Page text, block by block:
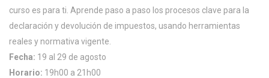
curso es para ti. Aprende paso a paso los procesos clave para la
declaración y devolución de impuestos, usando herramientas
reales y normativa vigente.
Fecha: 19 al 29 de agosto
Horario: 19h00 a 21h00